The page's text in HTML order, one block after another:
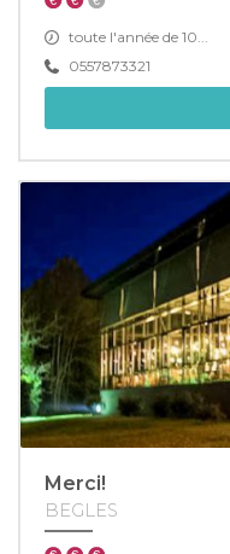
toute l'année de 10...
0557873321
Merci!
BEGLES